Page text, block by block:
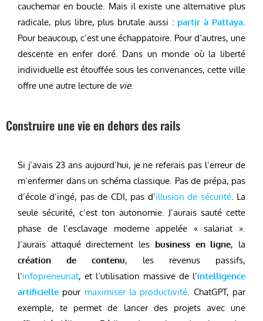
cauchemar en boucle. Mais il existe une alternative plus
radicale, plus libre, plus brutale aussi : partir à Pattaya.
Pour beaucoup, c’est une échappatoire. Pour d’autres, une
descente en enfer doré. Dans un monde où la liberté
individuelle est étouffée sous les convenances, cette ville
offre une autre lecture de vie.
Construire une vie en dehors des rails
Si j’avais 23 ans aujourd’hui, je ne referais pas l’erreur de
m’enfermer dans un schéma classique. Pas de prépa, pas
d’école d’ingé, pas de CDI, pas d’illusion de sécurité. La
seule sécurité, c’est ton autonomie. J’aurais sauté cette
phase de l’esclavage moderne appelée « salariat ».
J’aurais attaqué directement les business en ligne, la
création de contenu, les revenus passifs,
l’infopreneuriat, et l’utilisation massive de l’intelligence
artificielle pour maximiser la productivité. ChatGPT, par
exemple, te permet de lancer des projets avec une